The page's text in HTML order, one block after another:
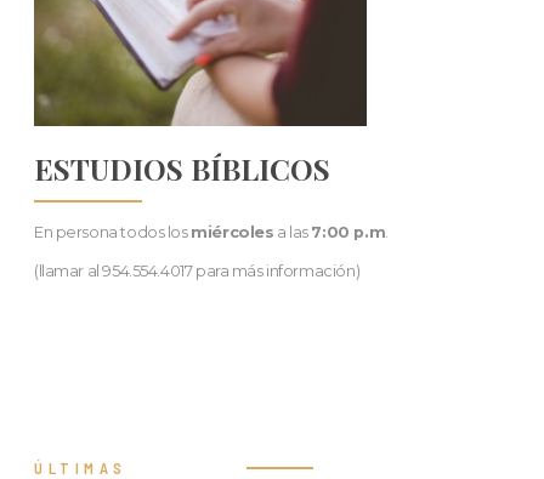
ESTUDIOS BÍBLICOS
En persona todos los miércoles a las 7:00 p.m.
(llamar al 954.554.4017 para más información)
ÚLTIMAS